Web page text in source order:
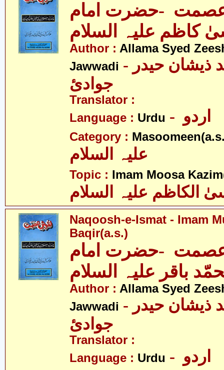
-حضرت امام
کاظم علیہ السلام
Author : Allama Syed
Jawwadi - علامہ سیّد ذیشان حیدر
جوادئ
Translator :
Language : Urdu
Category :
Topic : Imam Moosa
الکاظم علیہ السلام
Naqoosh-e-Ismat - Imam
Baqir(a.s.)
-حضرت امام
باقر علیہ السلام
Author : Allama Syed
Jawwadi - علامہ سیّد ذیشان حیدر
جوادئ
Translator :
Language : Urdu